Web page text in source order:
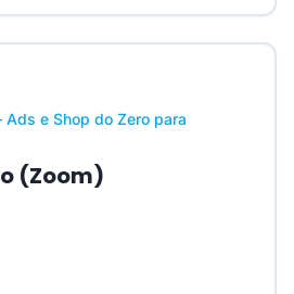
e Shop do Zero para
(Zoom)